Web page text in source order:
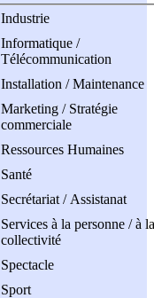
Industrie
Informatique /
Télécommunication
Installation / Maintenance
Marketing / Stratégie
commerciale
Ressources Humaines
Santé
Secrétariat / Assistanat
Services à la personne / à la
collectivité
Spectacle
Sport